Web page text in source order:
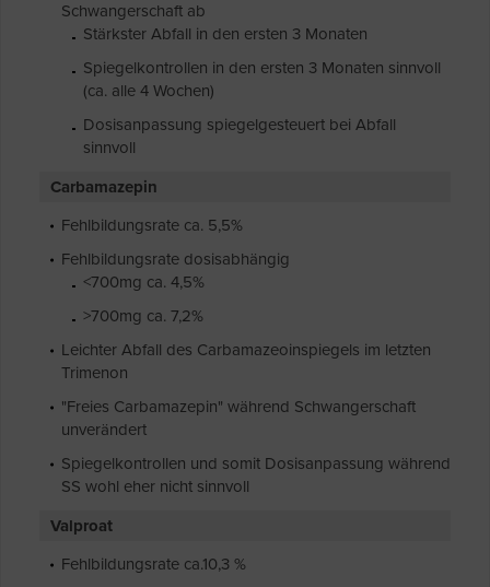
Schwangerschaft ab
Stärkster Abfall in den ersten 3 Monaten
Spiegelkontrollen in den ersten 3 Monaten sinnvoll
(ca. alle 4 Wochen)
Dosisanpassung spiegelgesteuert bei Abfall
sinnvoll
Carbamazepin
Fehlbildungsrate ca. 5,5%
Fehlbildungsrate dosisabhängig
<700mg ca. 4,5%
>700mg ca. 7,2%
Leichter Abfall des Carbamazeoinspiegels im letzten
Trimenon
"Freies Carbamazepin" während Schwangerschaft
unverändert
Spiegelkontrollen und somit Dosisanpassung während
SS wohl eher nicht sinnvoll
Valproat
Fehlbildungsrate ca.10,3 %